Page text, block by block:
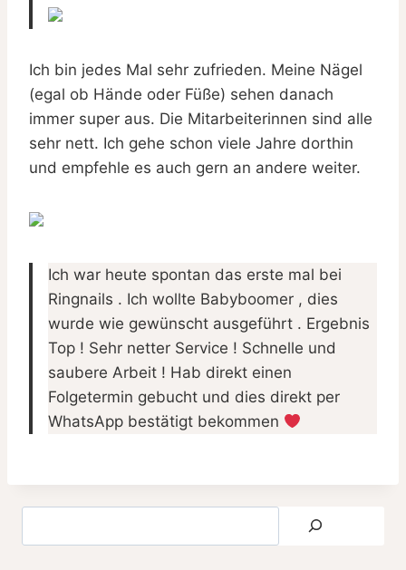
Ich bin jedes Mal sehr zufrieden. Meine Nägel
(egal ob Hände oder Füße) sehen danach
immer super aus. Die Mitarbeiterinnen sind alle
sehr nett. Ich gehe schon viele Jahre dorthin
und empfehle es auch gern an andere weiter.
Ich war heute spontan das erste mal bei
Ringnails . Ich wollte Babyboomer , dies
wurde wie gewünscht ausgeführt . Ergebnis
Top ! Sehr netter Service ! Schnelle und
saubere Arbeit ! Hab direkt einen
Folgetermin gebucht und dies direkt per
WhatsApp bestätigt bekommen